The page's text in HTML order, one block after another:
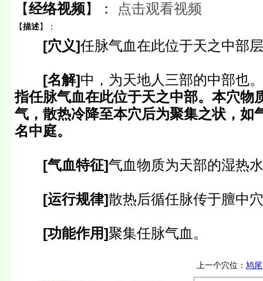
【经络视频】： 点击观看视频
【描述】：
[穴义]任脉气血在此位于天之中部
[名解]中，为天地人三部的中部也
指任脉气血在此位于天之中部。本穴物
气，散热冷降至本穴后为聚集之状，如
名中庭。
[气血特征]气血物质为天部的湿热
[运行规律]散热后循任脉传于膻中
[功能作用]聚集任脉气血。
上一个穴位： 鸠尾